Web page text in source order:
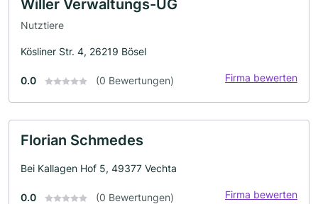
Willer Verwaltungs-UG
Nutztiere
Kösliner Str. 4, 26219 Bösel
0.0 (0 Bewertungen) Firma bewerten
Florian Schmedes
Bei Kallagen Hof 5, 49377 Vechta
0.0 (0 Bewertungen) Firma bewerten